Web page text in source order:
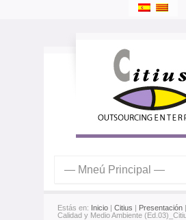
Estás en: Inicio | Citius | Presentación
Calidad y Medio Ambiente